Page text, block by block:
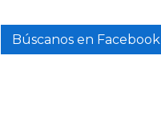
Búscanos en Facebook